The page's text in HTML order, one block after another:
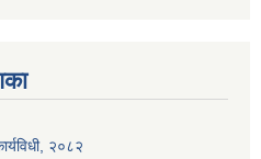
२०८२